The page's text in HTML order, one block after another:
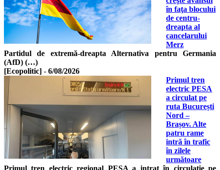
în faţa blocului
de centru-
dreapta al
cancelarului
Merz
Partidul de extremă-dreapta Alternativa pentru Germania
(AfD) (…)
[Ecopolitic] - 6/08/2026
Primul tren
electric PESA
a circulat pe
ruta București
Nord –
Brașov. Alte
patru rame
intră în trafic
în zilele
următoare